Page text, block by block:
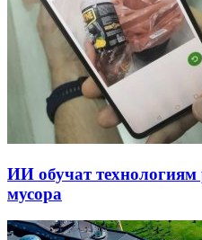
ИИ обучат технологиям
мусора